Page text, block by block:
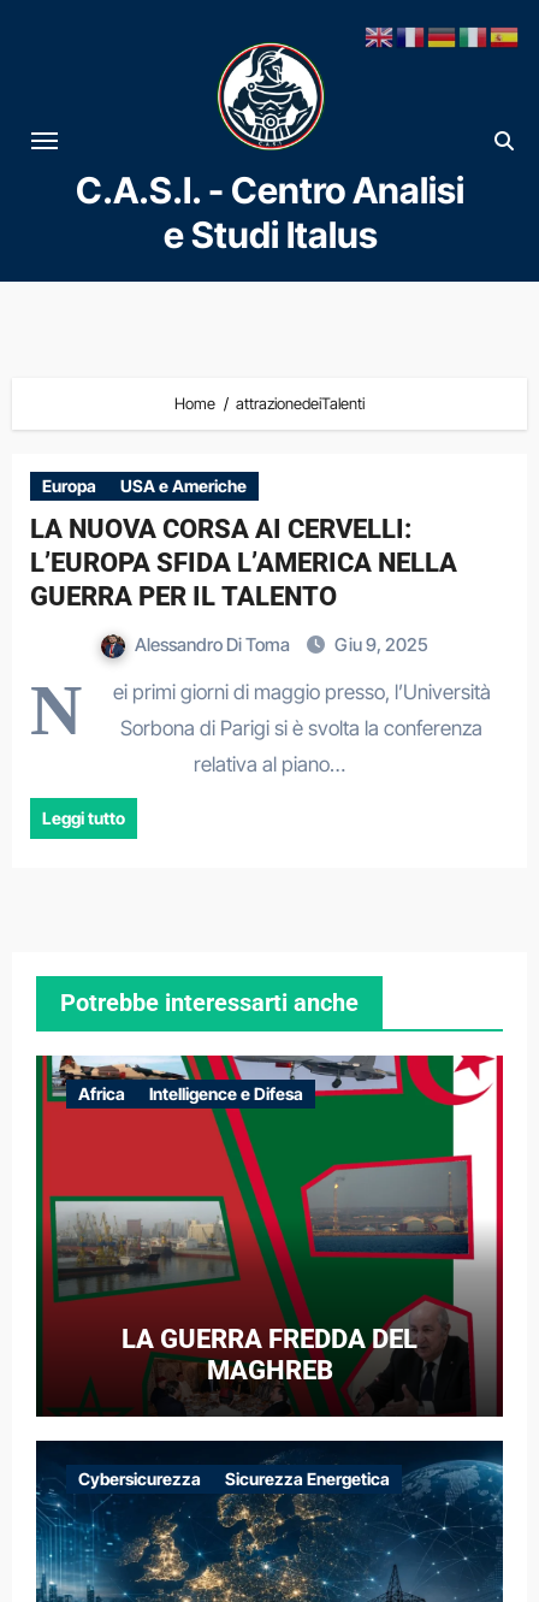
al
contenuto
C.A.S.I. - Centro Analisi
e Studi Italus
Home attrazionedeiTalenti
Europa USA e Americhe
LA NUOVA CORSA AI CERVELLI:
L’EUROPA SFIDA L’AMERICA NELLA
GUERRA PER IL TALENTO
Alessandro Di Toma Giu 9, 2025
N
ei primi giorni di maggio presso, l’Università
Sorbona di Parigi si è svolta la conferenza
relativa al piano…
Leggi tutto
Potrebbe interessarti anche
Africa Intelligence e Difesa
LA GUERRA FREDDA DEL
MAGHREB
Cybersicurezza Sicurezza Energetica